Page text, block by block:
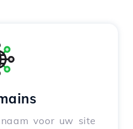
voor uw site